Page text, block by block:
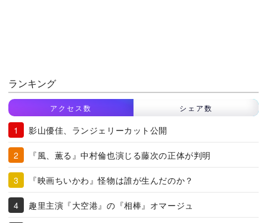
ランキング
アクセス数 シェア数
影山優佳、ランジェリーカット公開
『風、薫る』中村倫也演じる藤次の正体が判明
『映画ちいかわ』怪物は誰が生んだのか？
趣里主演『大空港』の『相棒』オマージュ